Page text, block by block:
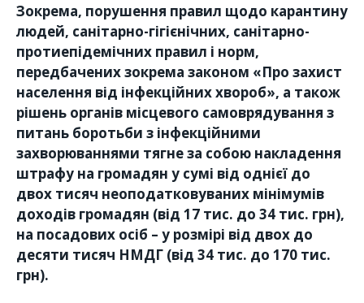
Зокрема, порушення правил щодо карантину
людей, санітарно-гігієнічних, санітарно-
протиепідемічних правил і норм,
передбачених зокрема законом «Про захист
населення від інфекційних хвороб», а також
рішень органів місцевого самоврядування з
питань боротьби з інфекційними
захворюваннями тягне за собою накладення
штрафу на громадян у сумі від однієї до
двох тисяч неоподатковуваних мінімумів
доходів громадян (від 17 тис. до 34 тис. грн),
на посадових осіб – у розмірі від двох до
десяти тисяч НМДГ (від 34 тис. до 170 тис.
грн).